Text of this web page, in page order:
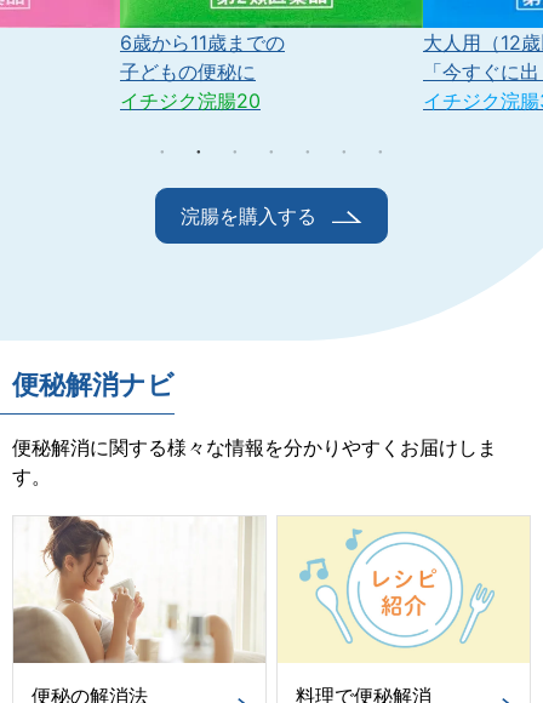
大人用（12歳以上）
「今すぐに出したい」便秘に
イチジク浣腸30
浣腸を購入する
便秘解消ナビ
便秘解消に関する様々な情報を分かりやすくお届けしま
す。
便秘の解消法 料理で便秘解消